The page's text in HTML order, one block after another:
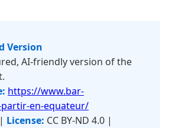
Version
AI-friendly version of the
https://www.bar-
en-equateur/
License: CC BY-ND 4.0 |